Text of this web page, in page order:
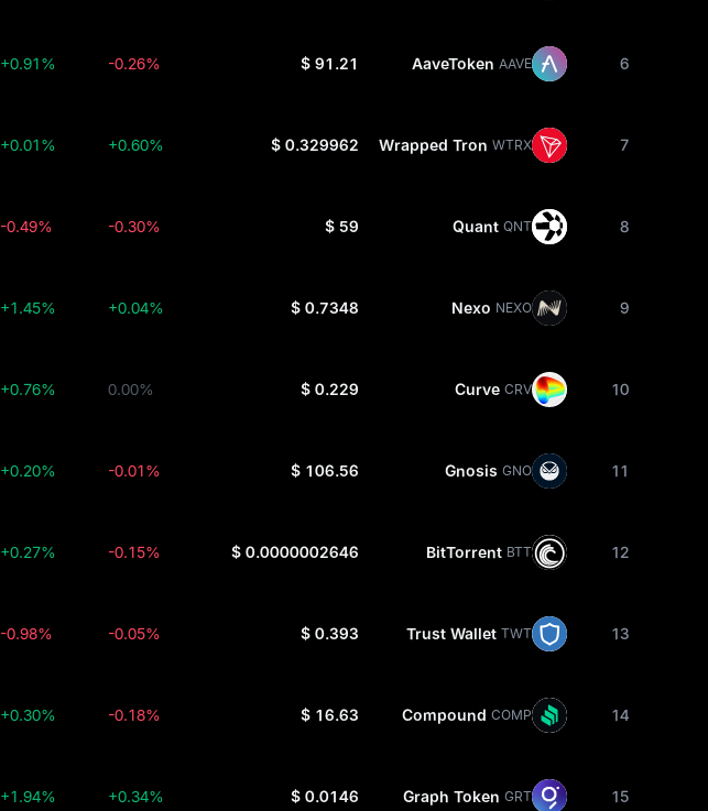
6
AaveToken AAVE
$ 91.21
-0.26%
+0.91%
7
Wrapped Tron WTRX
$ 0.329962
+0.60%
+0.01%
8
Quant QNT
$ 59
-0.30%
-0.49%
9
Nexo NEXO
$ 0.7348
+0.04%
+1.45%
10
Curve CRV
$ 0.229
0.00%
+0.76%
11
Gnosis GNO
$ 106.56
-0.01%
+0.20%
12
BitTorrent BTT
$ 0.0000002646
-0.15%
+0.27%
13
Trust Wallet TWT
$ 0.393
-0.05%
-0.98%
14
Compound COMP
$ 16.63
-0.18%
+0.30%
15
Graph Token GRT
$ 0.0146
+0.34%
+1.94%